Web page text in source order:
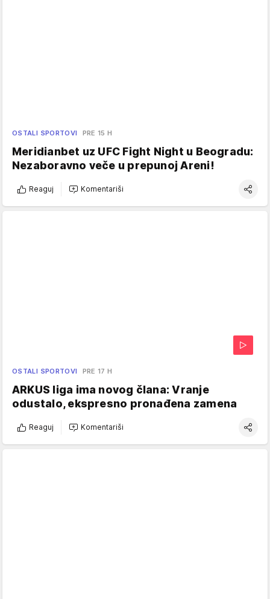
OSTALI SPORTOVI PRE 15 H
Meridianbet uz UFC Fight Night u Beogradu:
Nezaboravno veče u prepunoj Areni!
Reaguj Komentariši
OSTALI SPORTOVI PRE 17 H
ARKUS liga ima novog člana: Vranje
odustalo, ekspresno pronađena zamena
Reaguj Komentariši